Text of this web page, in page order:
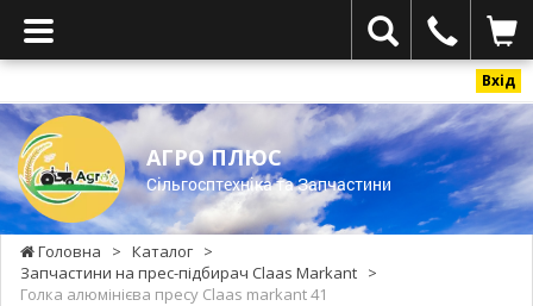
Вхід
АГРО ПЛЮС
Cільгосптехніка та Запчастини
Головна > Каталог >
Запчастини на прес-підбирач Claas Мarkant >
Голка алюмінієва пресу Claas markant 41